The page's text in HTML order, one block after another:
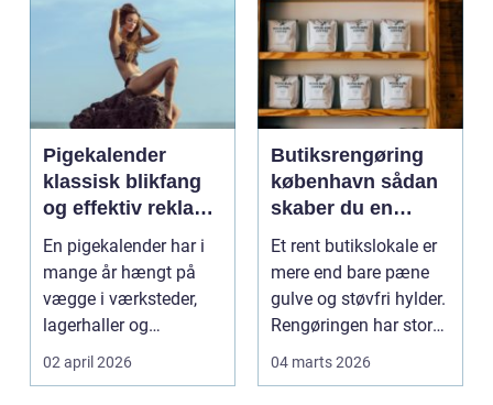
Pigekalender
klassisk blikfang
og effektiv reklame
året rundt
En pigekalender har i
mange år hængt på
vægge i værksteder,
lagerhaller og
frokoststuer over hele
02 april 2026
Butiksrengøring
københavn sådan
skaber du en
butik, kunderne
har lyst til at
komme tilbage til
Et rent butikslokale er
mere end bare pæne
gulve og støvfri hylder.
Rengøringen har stor
betydning f...
04 marts 2026